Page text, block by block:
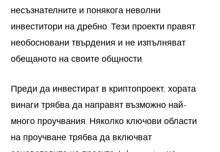
несъзнателните и понякога неволни
инвеститори на дребно. Тези проекти правят
необосновани твърдения и не изпълняват
обещаното на своите общности.
Преди да инвестират в криптопроект, хората
винаги трябва да направят възможно най-
много проучвания. Няколко ключови области
на проучване трябва да включват